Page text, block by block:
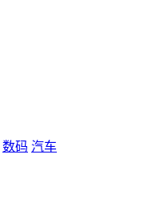
数码 汽车